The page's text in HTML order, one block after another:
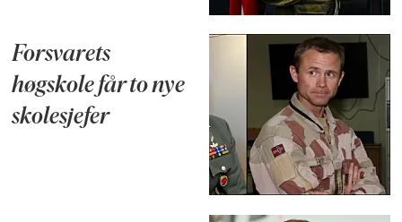
Forsvarets
høgskole får to nye
skolesjefer